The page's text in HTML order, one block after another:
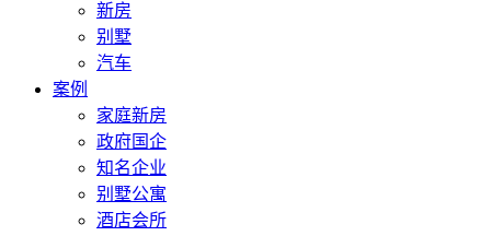
新房
别墅
汽车
案例
家庭新房
政府国企
知名企业
别墅公寓
酒店会所